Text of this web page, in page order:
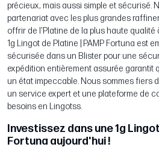
précieux, mais aussi simple et sécurisé.
partenariat avec les plus grandes
offrir de l'Platine de la plus haute qualité
1g Lingot de Platine | PAMP Fortuna est
sécurisée dans un Blister pour une
expédition entièrement assurée garantit
un état impeccable. Nous sommes fiers
un service expert et une plateforme de
besoins en Lingotss.
Investissez dans une 1g
Fortuna aujourd'hui !